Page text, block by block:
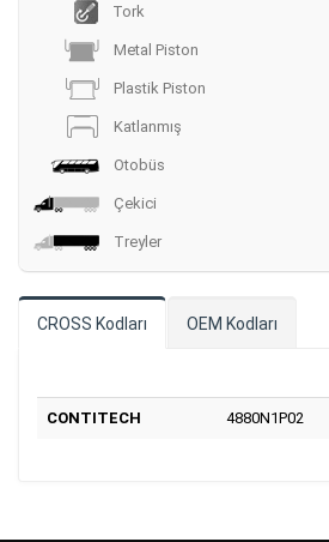
Tork
Metal Piston
Plastik Piston
Katlanmış
Otobüs
Çekici
Treyler
CROSS Kodları OEM Kodları
CONTITECH 4880N1P02